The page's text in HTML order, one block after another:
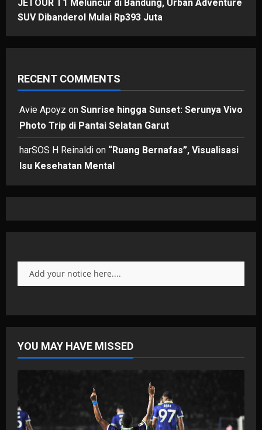
JETOUR T1 Meluncur di Bandung, Urban Adventure
SUV Dibanderol Mulai Rp393 Juta
RECENT COMMENTS
Avie Apoyz on Sunrise hingga Sunset: Serunya Vivo
Photo Trip di Pantai Selatan Garut
harSOS H Reinaldi on “Ruang Bernafas”, Visualisasi
Isu Kesehatan Mental
Add your notice here....
YOU MAY HAVE MISSED